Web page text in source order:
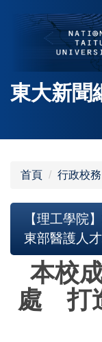
容
東大新聞
首頁 行政校務
【理工學院
東部醫護人
本校
處 打